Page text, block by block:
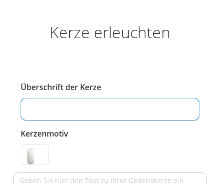
Kerze erleuchten
Überschrift der Kerze
Kerzenmotiv